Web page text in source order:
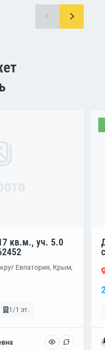
кв.м., уч. 5.0
Евпатория, Крым,
1/1 эт.